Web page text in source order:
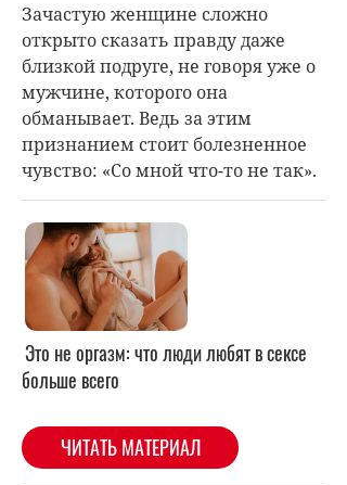
Зачастую женщине сложно
открыто сказать правду даже
близкой подруге, не говоря уже о
мужчине, которого она
обманывает. Ведь за этим
признанием стоит болезненное
чувство: «Со мной что-то не так».
Это не оргазм: что люди любят в сексе
больше всего
ЧИТАТЬ МАТЕРИАЛ